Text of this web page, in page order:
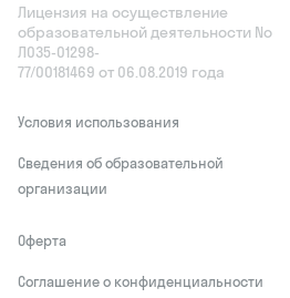
Лицензия на осуществление
образовательной деятельности No
Л035‑01298-
77/00181469 от 06.08.2019 года
Условия использования
Сведения об образовательной
организации
Оферта
Соглашение о конфиденциальности